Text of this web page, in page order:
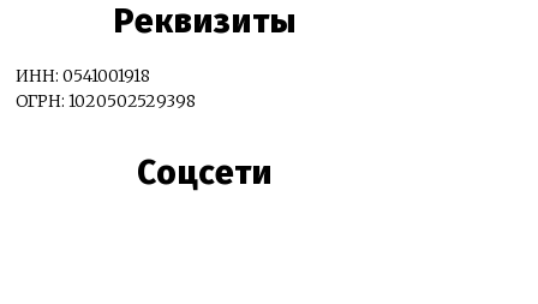
Реквизиты
ИНН: 0541001918
ОГРН: 1020502529398
Соцсети